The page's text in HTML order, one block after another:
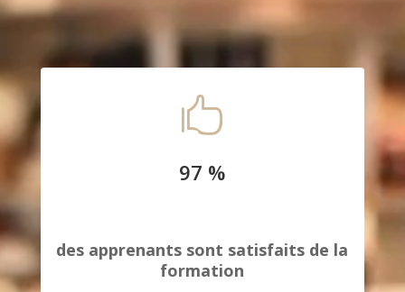

97 %
des apprenants sont satisfaits de la
formation